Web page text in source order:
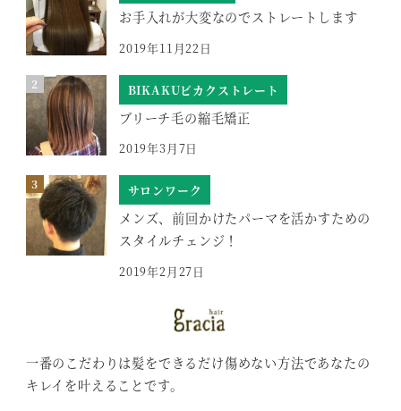
お手入れが大変なのでストレートします
2019年11月22日
BIKAKUビカクストレート
ブリーチ毛の縮毛矯正
2019年3月7日
サロンワーク
メンズ、前回かけたパーマを活かすための
スタイルチェンジ！
2019年2月27日
一番のこだわりは髪をできるだけ傷めない方法であなたの
キレイを叶えることです。